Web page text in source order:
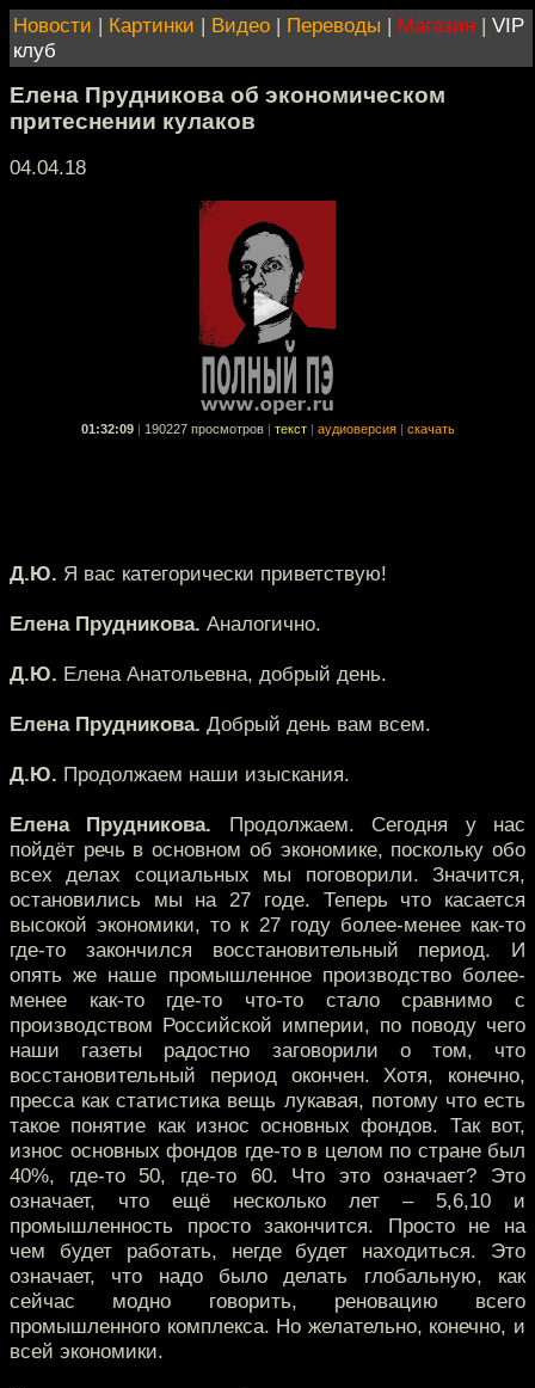
Новости | Картинки | Видео | Переводы | Магазин | VIP
клуб
Елена Прудникова об экономическом
притеснении кулаков
04.04.18
01:32:09 190227 просмотров текст аудиоверсия скачать
Д.Ю. Я вас категорически приветствую!
Елена Прудникова. Аналогично.
Д.Ю. Елена Анатольевна, добрый день.
Елена Прудникова. Добрый день вам всем.
Д.Ю. Продолжаем наши изыскания.
Елена Прудникова. Продолжаем. Сегодня у нас
пойдёт речь в основном об экономике, поскольку обо
всех делах социальных мы поговорили. Значится,
остановились мы на 27 годе. Теперь что касается
высокой экономики, то к 27 году более-менее как-то
где-то закончился восстановительный период. И
опять же наше промышленное производство более-
менее как-то где-то что-то стало сравнимо с
производством Российской империи, по поводу чего
наши газеты радостно заговорили о том, что
восстановительный период окончен. Хотя, конечно,
пресса как статистика вещь лукавая, потому что есть
такое понятие как износ основных фондов. Так вот,
износ основных фондов где-то в целом по стране был
40%, где-то 50, где-то 60. Что это означает? Это
означает, что ещё несколько лет – 5,6,10 и
промышленность просто закончится. Просто не на
чем будет работать, негде будет находиться. Это
означает, что надо было делать глобальную, как
сейчас модно говорить, реновацию всего
промышленного комплекса. Но желательно, конечно, и
всей экономики.